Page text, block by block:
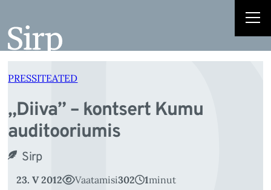
juurde
PRESSITEATED
„Diiva” – kontsert Kumu
auditooriumis
Sirp
23. V 2012 Vaatamisi302 1minut